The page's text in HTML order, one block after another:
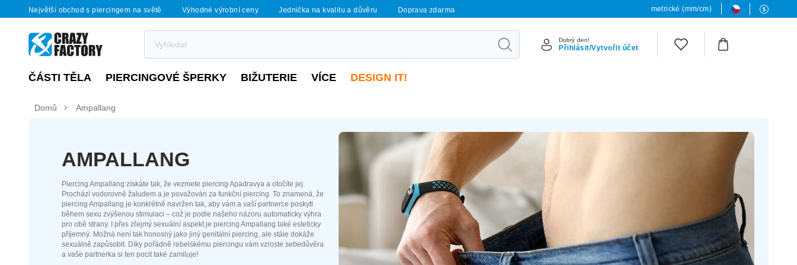
Největší obchod s piercingem na světě Výhodné výrobní ceny Jednička na kvalitu a důvěru Doprava zdarma metrické (mm/cm)
Dobrý den!
Přihlásit/Vytvořit účet
ČÁSTI TĚLA PIERCINGOVÉ ŠPERKY BIŽUTERIE VÍCE DESIGN IT!
Domů Ampallang
AMPALLANG
Piercing Ampallang získáte tak, že vezmete piercing Apadravya a otočíte jej.
Prochází vodorovně žaludem a je považován za funkční piercing. To znamená, že
piercing Ampallang je konkrétně navržen tak, aby vám a vaší partnerce poskytl
během sexu zvýšenou stimulaci – což je podle našeho názoru automaticky výhra
pro obě strany. I přes zřejmý sexuální aspekt je piercing Ampallang také esteticky
příjemný. Možná není tak honosný jako jiný genitální piercing, ale stále dokáže
sexuálně zapůsobit. Díky pořádně rebelskému piercingu vám vzroste sebedůvěra
a vaše partnerka si ten pocit také zamiluje!